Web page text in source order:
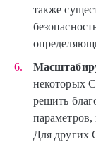
также
некоторых
решить
Для других